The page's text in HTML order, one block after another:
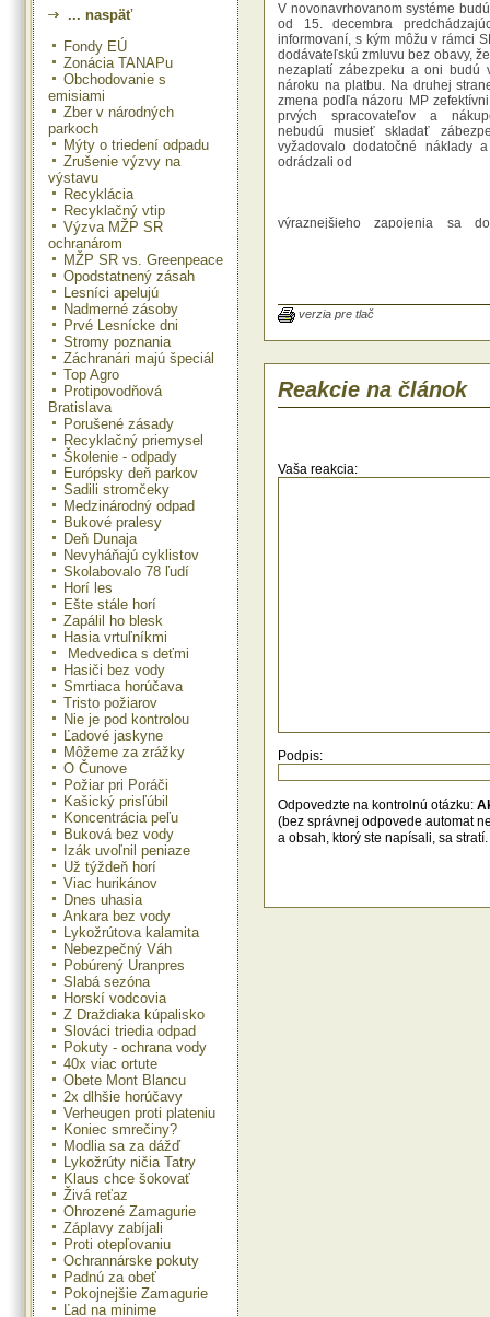
... naspäť
Fondy EÚ
Zonácia TANAPu
Obchodovanie s
emisiami
Zber v národných
parkoch
Mýty o triedení odpadu
Zrušenie výzvy na
výstavu
Recyklácia
Recyklačný vtip
Výzva MŽP SR
ochranárom
MŽP SR vs. Greenpeace
Opodstatnený zásah
Lesníci apelujú
Nadmerné zásoby
Prvé Lesnícke dni
Stromy poznania
Záchranári majú špeciál
Top Agro
Protipovodňová
Bratislava
Porušené zásady
Recyklačný priemysel
Školenie - odpady
Európsky deň parkov
Sadili stromčeky
Medzinárodný odpad
Bukové pralesy
Deň Dunaja
Nevyháňajú cyklistov
Skolabovalo 78 ľudí
Horí les
Ešte stále horí
Zapálil ho blesk
Hasia vrtuľníkmi
Medvedica s deťmi
Hasiči bez vody
Smrtiaca horúčava
Tristo požiarov
Nie je pod kontrolou
Ľadové jaskyne
Môžeme za zrážky
O Čunove
Požiar pri Poráči
Kašický prisľúbil
Koncentrácia peľu
Buková bez vody
Izák uvoľnil peniaze
Už týždeň horí
Viac hurikánov
Dnes uhasia
Ankara bez vody
Lykožrútova kalamita
Nebezpečný Váh
Pobúrený Uranpres
Slabá sezóna
Horskí vodcovia
Z Draždiaka kúpalisko
Slováci triedia odpad
Pokuty - ochrana vody
40x viac ortute
Obete Mont Blancu
2x dlhšie horúčavy
Verheugen proti plateniu
Koniec smrečiny?
Modlia sa za dážď
Lykožrúty ničia Tatry
Klaus chce šokovať
Živá reťaz
Ohrozené Zamagurie
Záplavy zabíjali
Proti otepľovaniu
Ochrannárske pokuty
Padnú za obeť
Pokojnejšie Zamagurie
Ľad na minime
V novonavrhovanom systéme
od 15. decembra
informovaní, s kým môžu v rámci
dodávateľskú zmluvu bez obavy,
nezaplatí zábezpeku a oni budú
nároku na platbu. Na druhej
zmena podľa názoru MP
prvých spracovateľov a
nebudú musieť skladať
vyžadovalo dodatočné náklady
odrádzali od
výraznejšieho zapojenia sa
schválených prevádzkovateľov,"
spoločenstiev (ES) umožňuje
podľa informácií MP podporu do
čase podania žiadosti
prvým spracovateľom alebo
energetických plodín v SR, čo je aj
verzia pre tlač
Reakcie na článok
Vaša reakcia:
Podpis:
Odpovedzte na kontrolnú otázku:
(bez správnej odpovede automat
a obsah, ktorý ste napísali, sa